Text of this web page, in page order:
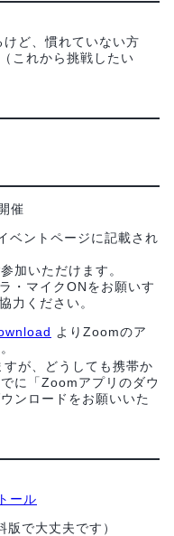
ど、慣れていない方
これから挑戦したい
催
ベントページに記載され
加いただけます。
・マイクONをお願いす
力ください。
よりZoomのア
が、どうしても携帯か
に「Zoomアプリのダウ
ンロードをお願いいた
ール
で大丈夫です）